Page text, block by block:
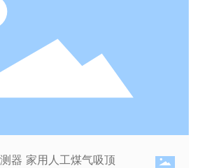
器 家用人工煤气吸顶